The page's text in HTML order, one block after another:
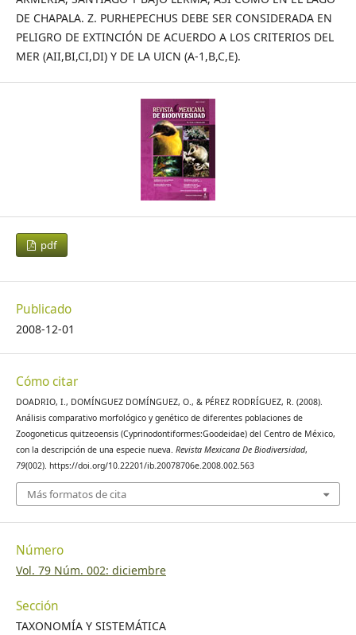
DE CHAPALA. Z. PURHEPECHUS DEBE SER CONSIDERADA EN
PELIGRO DE EXTINCIÓN DE ACUERDO A LOS CRITERIOS DEL
MER (AII,BI,CI,DI) Y DE LA UICN (A-1,B,C,E).
pdf
Publicado
2008-12-01
Cómo citar
DOADRIO, I., DOMÍNGUEZ DOMÍNGUEZ, O., & PÉREZ RODRÍGUEZ, R. (2008).
Análisis comparativo morfológico y genético de diferentes poblaciones de
Zoogoneticus quitzeoensis (Cyprinodontiformes:Goodeidae) del Centro de México,
con la descripción de una especie nueva. Revista Mexicana De Biodiversidad,
79(002). https://doi.org/10.22201/ib.20078706e.2008.002.563
Más formatos de cita
Número
Vol. 79 Núm. 002: diciembre
Sección
TAXONOMÍA Y SISTEMÁTICA